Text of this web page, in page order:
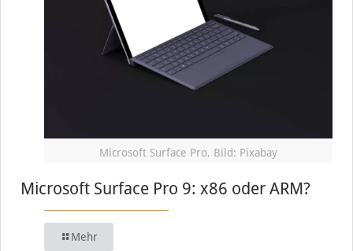
Microsoft Surface Pro, Bild: Pixabay
Microsoft Surface Pro 9: x86 oder ARM?
Mehr